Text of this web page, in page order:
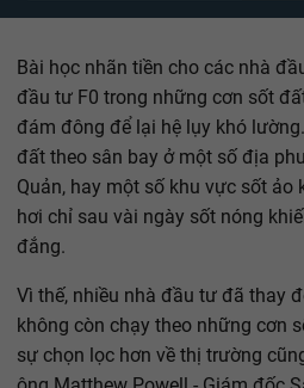
Bài học nhãn tiền cho các nhà
đầu tư F0 trong những cơn sốt
đám đông để lại hệ lụy khó
đất theo sân bay ở một số địa
Quản, hay một số khu vực sốt ảo
hơi chỉ sau vài ngày sốt nóng
đắng.
Vì thế, nhiều nhà đầu tư đã thay
không còn chạy theo những cơn
sự chọn lọc hơn về thị trường